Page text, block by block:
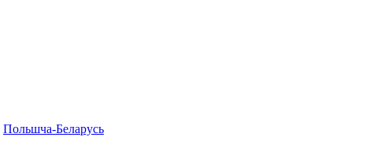
Польшча-Беларусь